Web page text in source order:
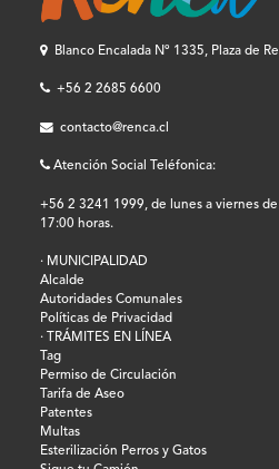
Blanco Encalada Nº 1335, Plaza de
+56 2 2685 6600
contacto@renca.cl
Atención Social Teléfonica:
+56 2 3241 1999, de lunes a viernes
17:00 horas.
· MUNICIPALIDAD
Alcalde
Autoridades Comunales
Políticas de Privacidad
· TRÁMITES EN LÍNEA
Tag
Permiso de Circulación
Tarifa de Aseo
Patentes
Multas
Esterilización Perros y Gatos